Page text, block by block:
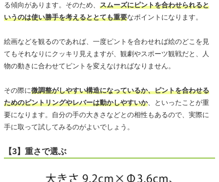
る傾向があります。そのため、 スムーズにピントを合わせられると
いうのは使い勝手を考えるととても重要なポイントになります。
絵画などを観るのであれば、一度ピントを合わせれば絵のどこを見
てもそれなりにクッキリ見えますが、観劇やスポーツ観戦だと、人
物の動きに合わせてピントを変えなければなりません。
その際に微調整がしやすい構造になっているか、ピントを合わせる
ためのピントリングやレバーは動かしやすいか、といったことが重
要になります。自分の手の大きさなどとの相性もあるので、実際に
手に取って試してみるのがよいでしょう。
【3】重さで選ぶ